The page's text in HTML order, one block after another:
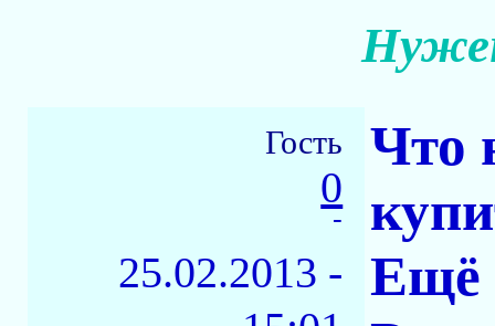
Гость
0
-
25.02.2013 -
Что
Ещё